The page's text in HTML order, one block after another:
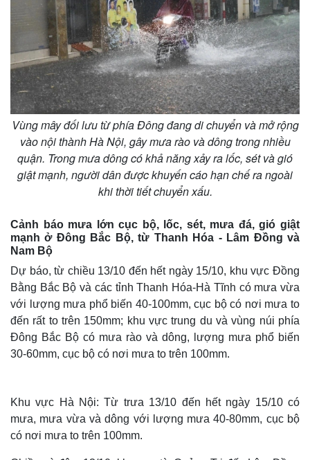
Vùng mây đối lưu từ phía Đông đang di chuyển và mở rộng
vào nội thành Hà Nội, gây mưa rào và dông trong nhiều
quận. Trong mưa dông có khả năng xảy ra lốc, sét và gió
giật mạnh, người dân được khuyến cáo hạn chế ra ngoài
khi thời tiết chuyển xấu.
Cảnh báo mưa lớn cục bộ, lốc, sét, mưa đá, gió giật
mạnh ở Đông Bắc Bộ, từ Thanh Hóa - Lâm Đồng và
Nam Bộ
Dự báo, từ chiều 13/10 đến hết ngày 15/10, khu vực Đồng
Bằng Bắc Bộ và các tỉnh Thanh Hóa-Hà Tĩnh có mưa vừa
với lượng mưa phổ biến 40-100mm, cục bộ có nơi mưa to
đến rất to trên 150mm; khu vực trung du và vùng núi phía
Đông Bắc Bộ có mưa rào và dông, lượng mưa phổ biến
30-60mm, cục bộ có nơi mưa to trên 100mm.
Khu vực Hà Nội: Từ trưa 13/10 đến hết ngày 15/10 có
mưa, mưa vừa và dông với lượng mưa 40-80mm, cục bộ
có nơi mưa to trên 100mm.